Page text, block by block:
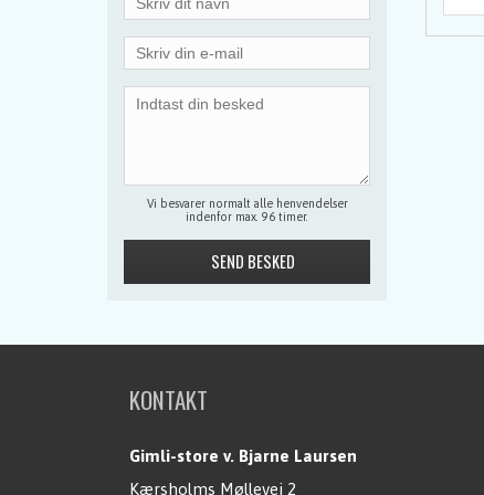
Vi besvarer normalt alle henvendelser
indenfor max. 96 timer.
KONTAKT
Gimli-store v. Bjarne Laursen
Kærsholms Møllevej 2